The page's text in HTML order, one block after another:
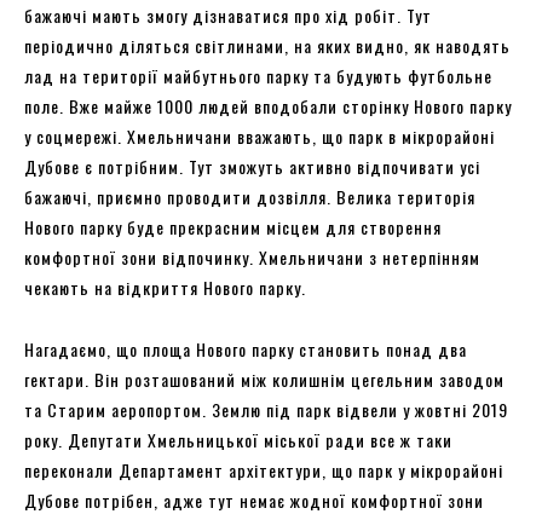
бажаючі мають змогу дізнаватися про хід робіт. Тут
періодично діляться світлинами, на яких видно, як наводять
лад на території майбутнього парку та будують футбольне
поле. Вже майже 1000 людей вподобали сторінку Нового парку
у соцмережі. Хмельничани вважають, що парк в мікрорайоні
Дубове є потрібним. Тут зможуть активно відпочивати усі
бажаючі, приємно проводити дозвілля. Велика територія
Нового парку буде прекрасним місцем для створення
комфортної зони відпочинку. Хмельничани з нетерпінням
чекають на відкриття Нового парку.
Нагадаємо, що площа Нового парку становить понад два
гектари. Він розташований між колишнім цегельним заводом
та Старим аеропортом. Землю під парк відвели у жовтні 2019
року. Депутати Хмельницької міської ради все ж таки
переконали Департамент архітектури, що парк у мікрорайоні
Дубове потрібен, адже тут немає жодної комфортної зони